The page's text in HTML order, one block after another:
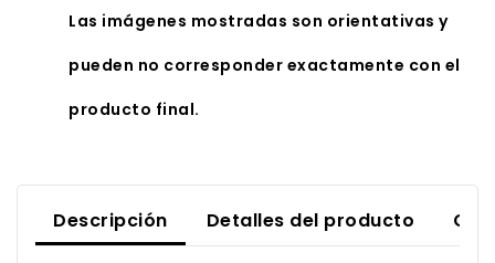
Las imágenes mostradas son orientativas y
pueden no corresponder exactamente con el
producto final.
Descripción Detalles del producto